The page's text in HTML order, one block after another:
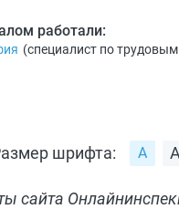
работали:
(специалист по
шрифта:
сайта